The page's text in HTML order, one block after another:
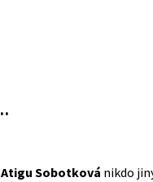
Sobotková nikdo